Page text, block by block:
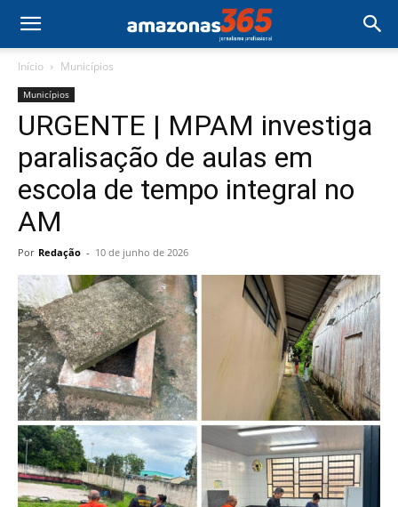
Início Municípios
Municípios
URGENTE | MPAM investiga
paralisação de aulas em
escola de tempo integral no
AM
Por Redação - 10 de junho de 2026